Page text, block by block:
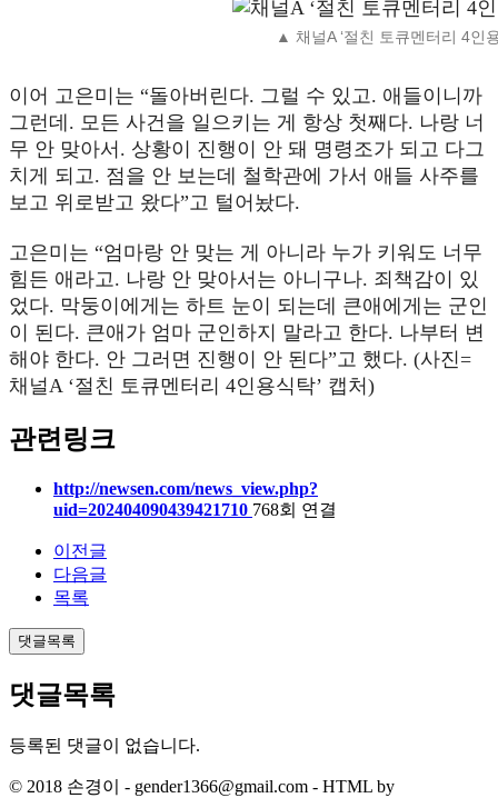
▲ 채널A ‘절친 토큐멘터리 4인
이어 고은미는 “돌아버린다. 그럴 수 있고. 애들이니까
그런데. 모든 사건을 일으키는 게 항상 첫째다. 나랑 너
무 안 맞아서. 상황이 진행이 안 돼 명령조가 되고 다그
치게 되고. 점을 안 보는데 철학관에 가서 애들 사주를
보고 위로받고 왔다”고 털어놨다.
고은미는 “엄마랑 안 맞는 게 아니라 누가 키워도 너무
힘든 애라고. 나랑 안 맞아서는 아니구나. 죄책감이 있
었다. 막둥이에게는 하트 눈이 되는데 큰애에게는 군인
이 된다. 큰애가 엄마 군인하지 말라고 한다. 나부터 변
해야 한다. 안 그러면 진행이 안 된다”고 했다. (사진=
채널A ‘절친 토큐멘터리 4인용식탁’ 캡처)
관련링크
http://newsen.com/news_view.php?
uid=202404090439421710 768회 연결
이전글
다음글
목록
댓글목록
댓글목록
등록된 댓글이 없습니다.
© 2018 손경이 - gender1366@gmail.com - HTML by